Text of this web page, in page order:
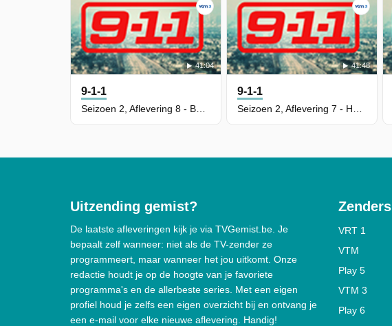
41:04
9-1-1
41:48
9-1-1
Uitzending gemist?
De laatste afleveringen kijk je via TVGemist.be. Je
bepaalt zelf wanneer: niet als de TV-zender ze
programmeert, maar wanneer het jou uitkomt. Onze
redactie houdt je op de hoogte van je favoriete
programma's en de allerbeste series. Met een eigen
profiel houd je zelfs een eigen overzicht bij en ontvang je
een e-mail voor elke nieuwe aflevering. Handig!
Zenders
VRT 1
VTM
Play 5
VTM 3
Play 6